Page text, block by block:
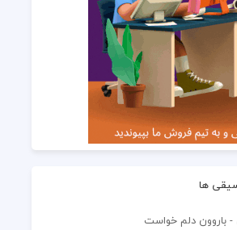
ها
باروون دلم خواست